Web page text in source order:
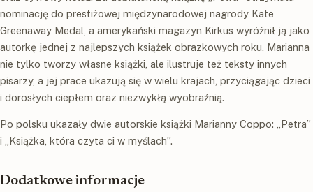
nominację do prestiżowej międzynarodowej nagrody Kate
Greenaway Medal, a amerykański magazyn Kirkus wyróżnił ją jako
autorkę jed­nej z najlepszych książek obrazkowych roku. Marianna
nie tylko tworzy własne książki, ale ilustruje też teksty innych
pisarzy, a jej prace ukazują się w wielu krajach, przyciągając dzieci
i dorosłych ciepłem oraz niezwykłą wyobraźnią.
Po polsku ukazały dwie autorskie książki Marianny Coppo: „Petra”
i „Książka, która czyta ci w myślach”.
Dodatkowe informacje